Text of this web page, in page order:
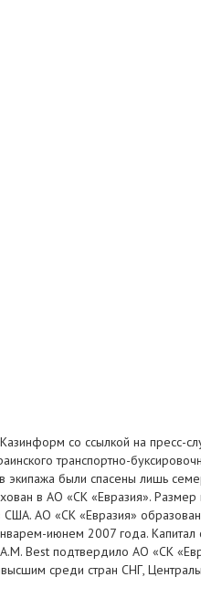
со ссылкой на пресс-
транспортно-
экипажа были спасены лишь
в АО «СК «Евразия». Размер
США. АО «СК «Евразия»
июнем 2007 года. Капитал
Best подтвердило АО «СК
среди стран СНГ,